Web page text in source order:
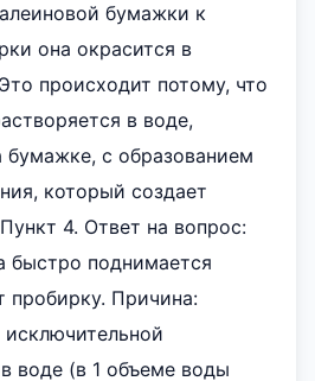
бумажки к
она окрасится в
происходит потому, что
в воде,
с образованием
который создает
4. Ответ на вопрос:
быстро поднимается
пробирку. Причина:
воде (в 1 объеме воды